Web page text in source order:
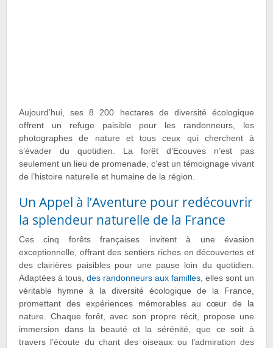
Aujourd’hui, ses 8 200 hectares de diversité écologique
offrent un refuge paisible pour les randonneurs, les
photographes de nature et tous ceux qui cherchent à
s’évader du quotidien. La forêt d’Ecouves n’est pas
seulement un lieu de promenade, c’est un témoignage vivant
de l’histoire naturelle et humaine de la région.
Un Appel à l’Aventure pour redécouvrir
la splendeur naturelle de la France
Ces cinq forêts françaises invitent à une évasion
exceptionnelle, offrant des sentiers riches en découvertes et
des clairières paisibles pour une pause loin du quotidien.
Adaptées à tous, des randonneurs aux familles, elles sont un
véritable hymne à la diversité écologique de la France,
promettant des expériences mémorables au cœur de la
nature. Chaque forêt, avec son propre récit, propose une
immersion dans la beauté et la sérénité, que ce soit à
travers l’écoute du chant des oiseaux ou l’admiration des